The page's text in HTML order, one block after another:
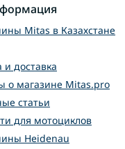
Mitas в Казахстане
и доставка
о магазине Mitas.pro
статьи
для мотоциклов
Heidenau